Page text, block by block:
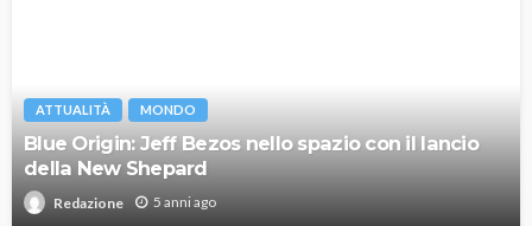
ATTUALITÀ MONDO
Blue Origin: Jeff Bezos nello spazio con il lancio
della New Shepard
Redazione 5 anni ago